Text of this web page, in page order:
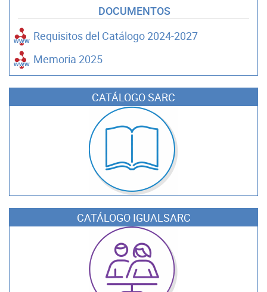
DOCUMENTOS
Requisitos del Catálogo 2024-2027
Memoria 2025
CATÁLOGO SARC
CATÁLOGO IGUALSARC